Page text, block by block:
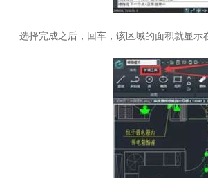
选择完成之后，回车，该区域的面积就显